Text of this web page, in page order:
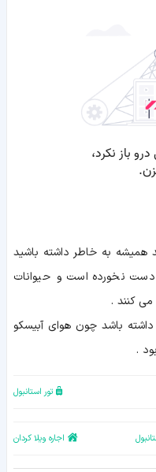
همیشه به خاطر داشته باشید
دست نخورده است و حیوانات
می کنند .
باشد چون هوای آبیسکو
.
تور استانبول
اجاره ویلا کردان